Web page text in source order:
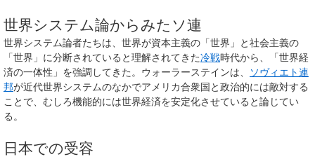
世界システム論からみたソ連
世界システム論者たちは、世界が資本主義の「世界」と社会主義の
「世界」に分断されていると理解されてきた冷戦時代から、「世界経
済の一体性」を強調してきた。ウォーラーステインは、
ソヴィエト連
邦が近代世界システムのなかでアメリカ合衆国と政治的には敵対する
ことで、むしろ機能的には世界経済を安定化させていると論じてい
る。
日本での受容